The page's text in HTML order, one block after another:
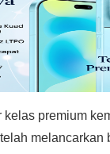
kelas premium
melancarkan